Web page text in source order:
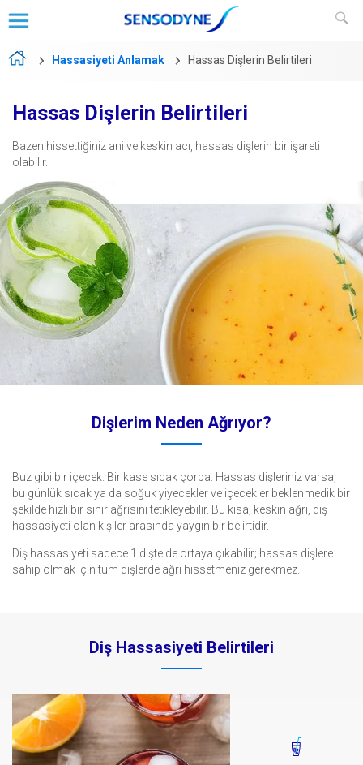
Hassasiyeti Anlamak Hassas Dişlerin Belirtileri
Hassas Dişlerin Belirtileri
Bazen hissettiğiniz ani ve keskin acı, hassas dişlerin bir işareti
olabilir.
Dişlerim Neden Ağrıyor?
Buz gibi bir içecek. Bir kase sıcak çorba. Hassas dişleriniz varsa,
bu günlük sıcak ya da soğuk yiyecekler ve içecekler beklenmedik bir
şekilde hızlı bir sinir ağrısını tetikleyebilir. Bu kısa, keskin ağrı, diş
hassasiyeti olan kişiler arasında yaygın bir belirtidir.
Diş hassasiyeti sadece 1 dişte de ortaya çıkabilir; hassas dişlere
sahip olmak için tüm dişlerde ağrı hissetmeniz gerekmez.
Diş Hassasiyeti Belirtileri